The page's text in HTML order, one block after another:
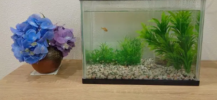
都道府県
から探す
東京都
東京都 全域